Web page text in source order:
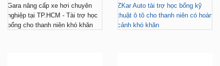
Gara nâng cấp xe hơi chuyên
nghiệp tại TP.HCM - Tài trợ học
bổng cho thanh niên khó khăn
ZKar Auto tài trợ học bổng kỹ
thuật ô tô cho thanh niên có hoàn
cảnh khó khăn